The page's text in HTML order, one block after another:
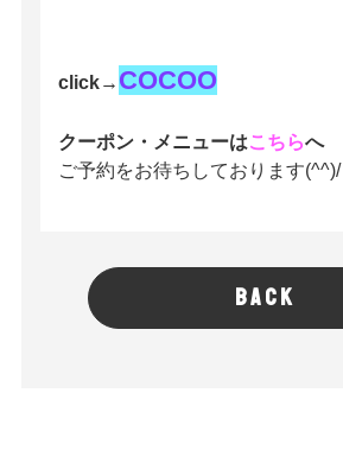
click→ COCOO
クーポン・メニューはこちらへ
ご予約をお待ちしております(^^)/
BACK